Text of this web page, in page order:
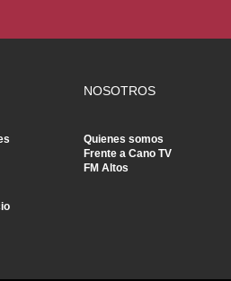
NOSOTROS
Quienes somos
Frente a Cano TV
FM Altos